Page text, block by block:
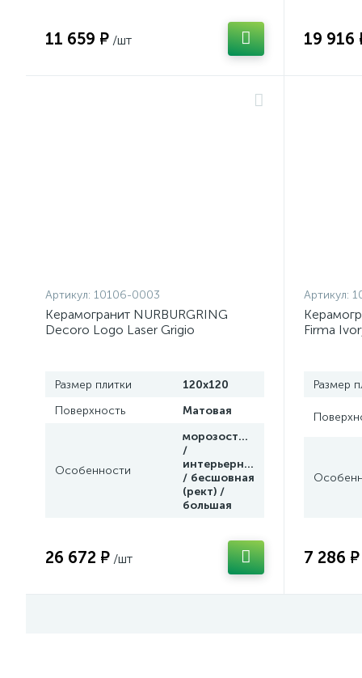
11 659 ₽ /шт 19 916
Артикул: 10106-0003
Керамогранит NURBURGRING
Decoro Logo Laser Grigio
Размер плитки
120x120
Поверхность
Матовая
Особенности
морозостойкая
/
интерьерная
/ бесшовная
(рект) /
большая
26 672 ₽ /шт
Артикул:
Firma
Размер
7 286 ₽